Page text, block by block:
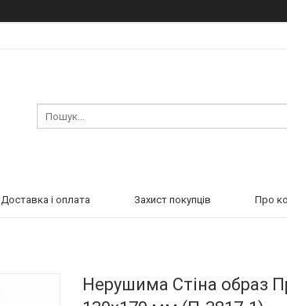
Доставка і оплата Захист покупців Про
Нерушима Стіна образ